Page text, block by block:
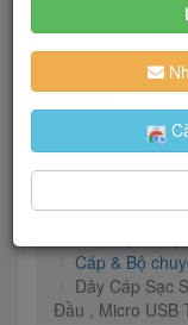
Người dùng
Trang chủ
Cáp & Bộ
Dây Cáp Sạc
Đầu , Micro USB